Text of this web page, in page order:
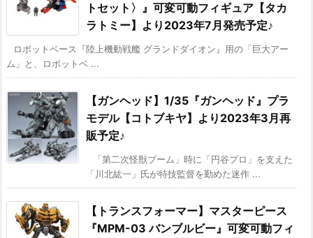
トセット〉』可変可動フィギュア【タカ
ラトミー】より2023年7月発売予定♪
ロボットベース『陸上機動戦艦 グランドダイオン』用の「巨大アー
ム」と、ロボットベ ...
【ガンヘッド】1/35『ガンヘッド』プラ
モデル【コトブキヤ】より2023年3月再
販予定♪
「第二次怪獣ブーム」時に「円谷プロ」を支えた
「川北紘一」氏が特技監督を勤めた迷作 ...
【トランスフォーマー】マスターピース
『MPM-03 バンブルビー』可変可動フィ